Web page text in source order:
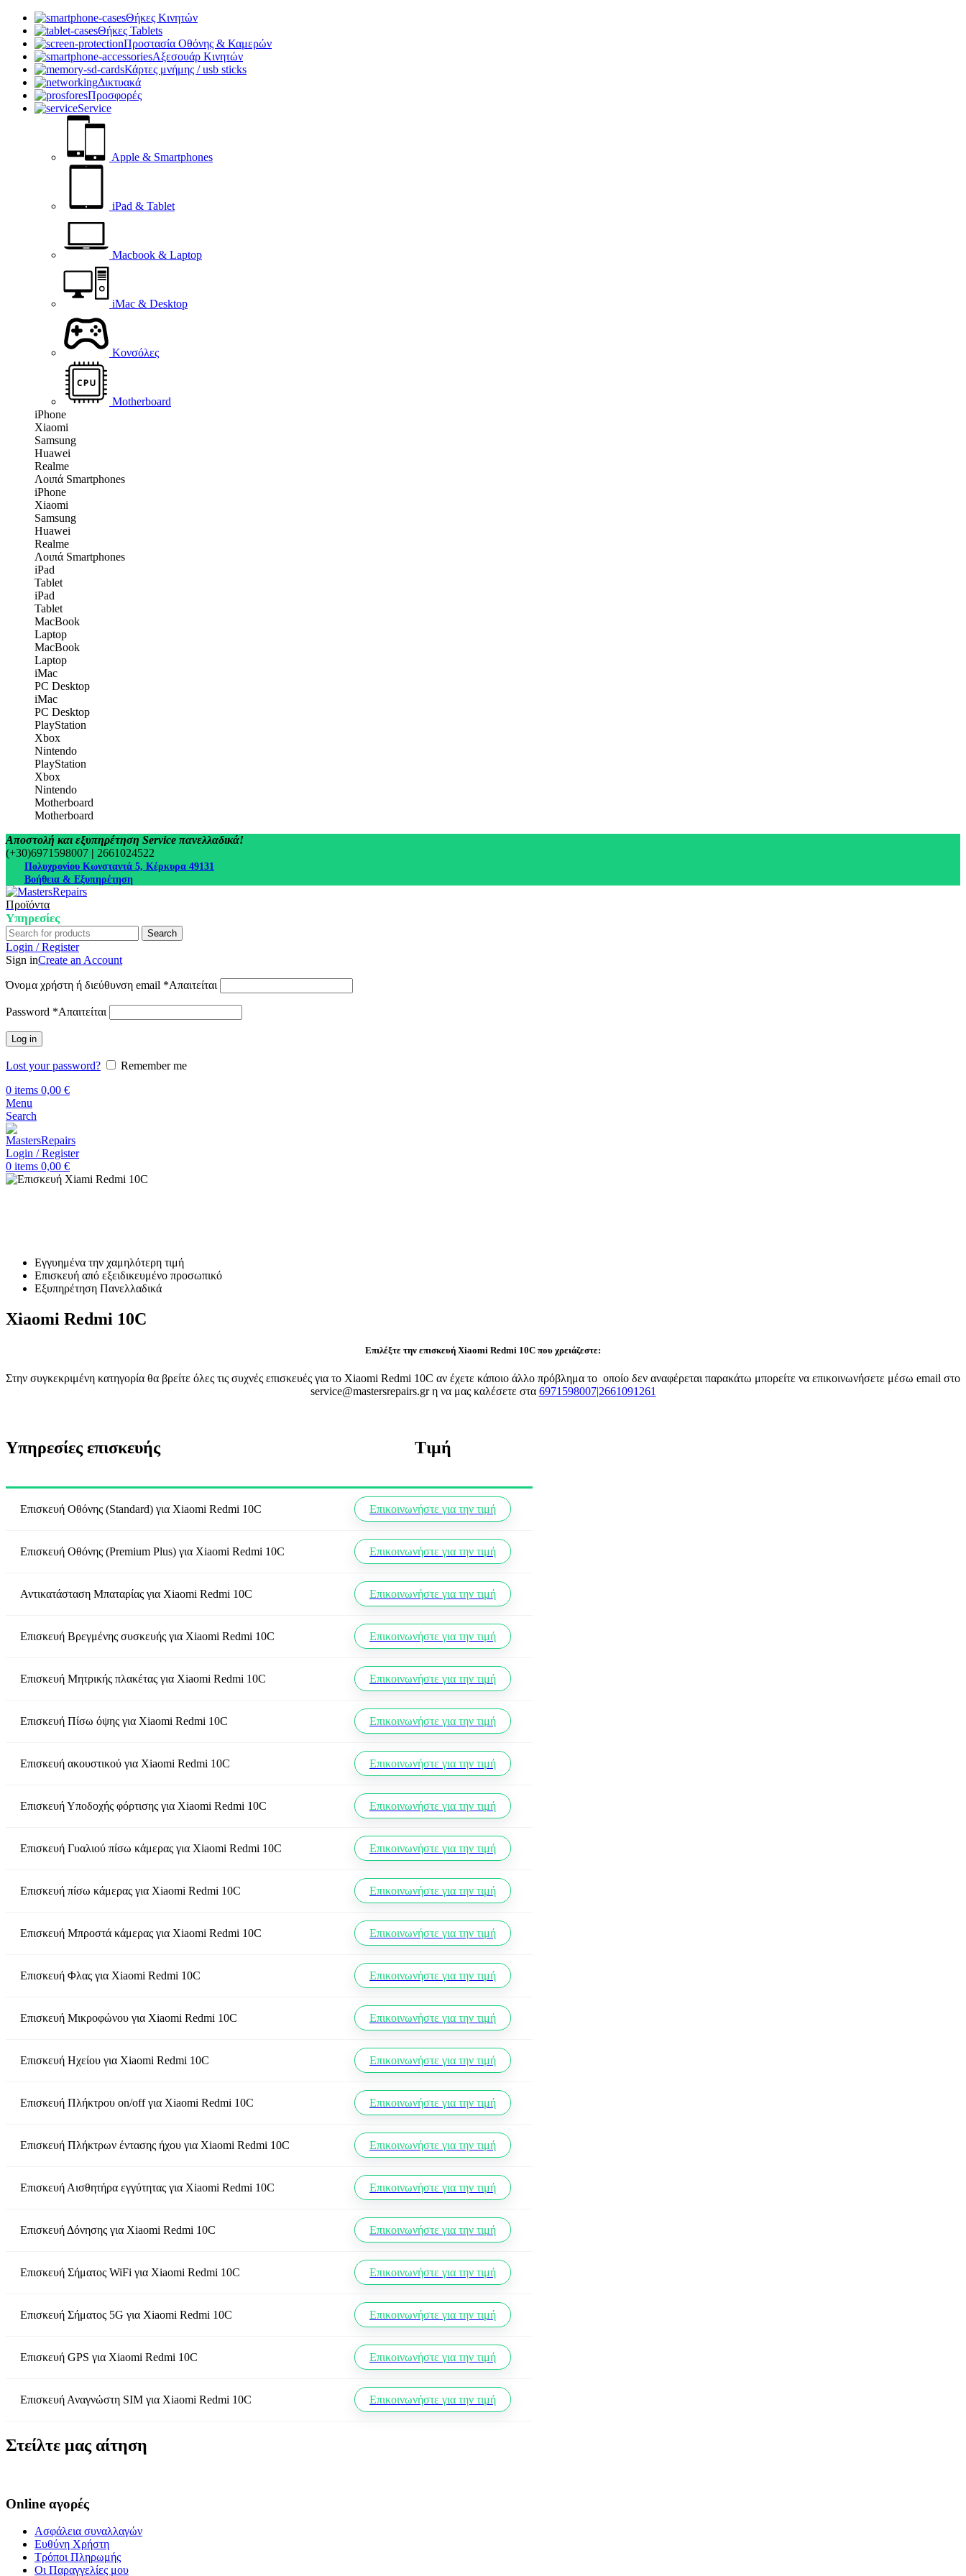
Θήκες Κινητών
Θήκες Tablets
Προστασία Οθόνης & Καμερών
Αξεσουάρ Κινητών
Κάρτες μνήμης / usb sticks
Δικτυακά
Προσφορές
Service
Apple & Smartphones
iPad & Tablet
Macbook & Laptop
iMac & Desktop
Κονσόλες
Motherboard
iPhone
Xiaomi
Samsung
Huawei
Realme
Λοιπά Smartphones
iPhone
Xiaomi
Samsung
Huawei
Realme
Λοιπά Smartphones
iPad
Tablet
iPad
Tablet
MacBook
Laptop
MacBook
Laptop
iMac
PC Desktop
iMac
PC Desktop
PlayStation
Xbox
Nintendo
PlayStation
Xbox
Nintendo
Motherboard
Motherboard
Αποστολή και εξυπηρέτηση Service πανελλαδικά!
(+30)6971598007 | 2661024522
Πολυχρονίου Κωνσταντά 5, Κέρκυρα 49131
Βοήθεια & Εξυπηρέτηση
Προϊόντα
Υπηρεσίες
Search
Login / Register
Sign inCreate an Account
Όνομα χρήστη ή διεύθυνση email *Απαιτείται
Password *Απαιτείται
Log in
Lost your password?
Remember me
0 items 0,00 €
Menu
Search
Login / Register
0 items 0,00 €
Εγγυημένα την χαμηλότερη τιμή
Επισκευή από εξειδικευμένο προσωπικό
Εξυπηρέτηση Πανελλαδικά
Xiaomi Redmi 10C
Επιλέξτε την επισκευή Xiaomi Redmi 10C που χρειάζεστε:
Στην συγκεκριμένη κατηγορία θα βρείτε όλες τις συχνές επισκευές για το Xiaomi Redmi 10C αν έχετε κάποιο άλλο πρόβλημα το οποίο δεν αναφέρεται παρακάτω μπορείτε να επικοινωνήσετε μέσω email στο
service@mastersrepairs.gr η να μας καλέσετε στα 6971598007|2661091261
Υπηρεσίες επισκευής Τιμή
Επισκευή Οθόνης (Standard) για Xiaomi Redmi 10C Επικοινωνήστε για την τιμή
Επισκευή Οθόνης (Premium Plus) για Xiaomi Redmi 10C Επικοινωνήστε για την τιμή
Αντικατάσταση Μπαταρίας για Xiaomi Redmi 10C Επικοινωνήστε για την τιμή
Επισκευή Βρεγμένης συσκευής για Xiaomi Redmi 10C Επικοινωνήστε για την τιμή
Επισκευή Μητρικής πλακέτας για Xiaomi Redmi 10C Επικοινωνήστε για την τιμή
Επισκευή Πίσω όψης για Xiaomi Redmi 10C Επικοινωνήστε για την τιμή
Επισκευή ακουστικού για Xiaomi Redmi 10C Επικοινωνήστε για την τιμή
Επισκευή Υποδοχής φόρτισης για Xiaomi Redmi 10C Επικοινωνήστε για την τιμή
Επισκευή Γυαλιού πίσω κάμερας για Xiaomi Redmi 10C Επικοινωνήστε για την τιμή
Επισκευή πίσω κάμερας για Xiaomi Redmi 10C Επικοινωνήστε για την τιμή
Επισκευή Μπροστά κάμερας για Xiaomi Redmi 10C Επικοινωνήστε για την τιμή
Επισκευή Φλας για Xiaomi Redmi 10C Επικοινωνήστε για την τιμή
Επισκευή Μικροφώνου για Xiaomi Redmi 10C Επικοινωνήστε για την τιμή
Επισκευή Ηχείου για Xiaomi Redmi 10C Επικοινωνήστε για την τιμή
Επισκευή Πλήκτρου on/offγια Xiaomi Redmi 10C Επικοινωνήστε για την τιμή
Επισκευή Πλήκτρων έντασης ήχου για Xiaomi Redmi 10C Επικοινωνήστε για την τιμή
Επισκευή Αισθητήρα εγγύτητας για Xiaomi Redmi 10C Επικοινωνήστε για την τιμή
Επισκευή Δόνησης για Xiaomi Redmi 10C Επικοινωνήστε για την τιμή
Επισκευή Σήματος WiFi για Xiaomi Redmi 10C Επικοινωνήστε για την τιμή
Επισκευή Σήματος 5G για Xiaomi Redmi 10C Επικοινωνήστε για την τιμή
Επισκευή GPS για Xiaomi Redmi 10C Επικοινωνήστε για την τιμή
Επισκευή Αναγνώστη SIM για Xiaomi Redmi 10C Επικοινωνήστε για την τιμή
Στείλτε μας αίτηση
Online αγορές
Ασφάλεια συναλλαγών
Ευθύνη Χρήστη
Τρόποι Πληρωμής
Οι Παραγγελίες μου